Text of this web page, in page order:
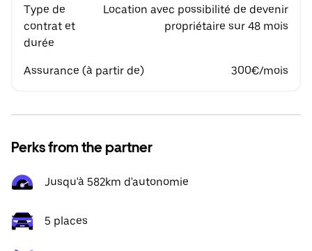
Type de
contrat et
durée
Location avec possibilité de devenir
propriétaire sur 48 mois
Assurance (à partir de) 300€/mois
Perks from the partner
Jusqu'à 582km d'autonomie
5 places